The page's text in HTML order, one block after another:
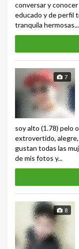
conversar y
educado y de perfil
tranquila hermosas...
7
soy alto (1.78) pelo
extrovertido,
gustan todas las
de mis fotos y...
8